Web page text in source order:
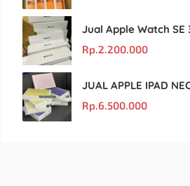
Rp.2.200.000
Rp.6.500.000